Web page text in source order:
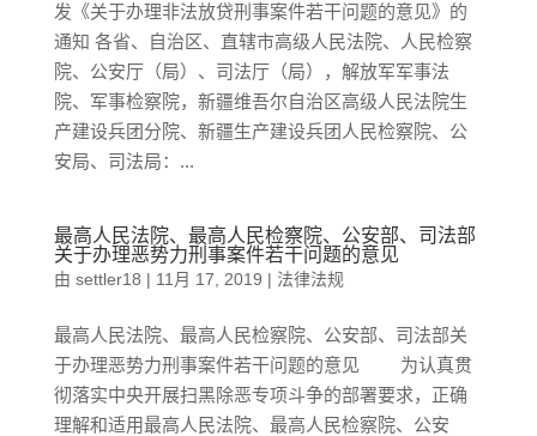
发《关于办理非法放贷刑事案件若干问题的意见》的
通知 各省、自治区、直辖市高级人民法院、人民检察
院、公安厅（局）、司法厅（局），解放军军事法
院、军事检察院，新疆维吾尔自治区高级人民法院生
产建设兵团分院、新疆生产建设兵团人民检察院、公
安局、司法局：...
最高人民法院、最高人民检察院、公安部、司法部
关于办理恶势力刑事案件若干问题的意见
由 settler18 | 11月 17, 2019 | 法律法规
最高人民法院、最高人民检察院、公安部、司法部关
于办理恶势力刑事案件若干问题的意见 为认真贯
彻落实中央开展扫黑除恶专项斗争的部署要求，正确
理解和适用最高人民法院、最高人民检察院、公安